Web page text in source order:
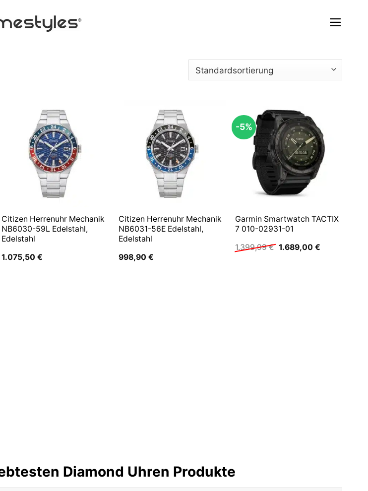
Citizen Herrenuhr Mechanik
NB6030-59L Edelstahl,
Edelstahl
1.075,50 €
Citizen Herrenuhr Mechanik
NB6031-56E Edelstahl,
Edelstahl
998,90 €
-5%
Garmin Smartwatch TACTIX
7 010-02931-01
1.399,99€ Ursprünglicher
1.689,00 €Aktueller
Diamond Uhren Produkte